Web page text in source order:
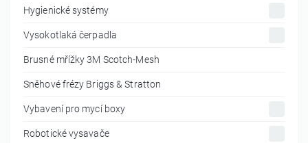
Hygienické systémy
Vysokotlaká čerpadla
Brusné mřížky 3M Scotch-Mesh
Sněhové frézy Briggs & Stratton
Vybavení pro mycí boxy
Robotické vysavače